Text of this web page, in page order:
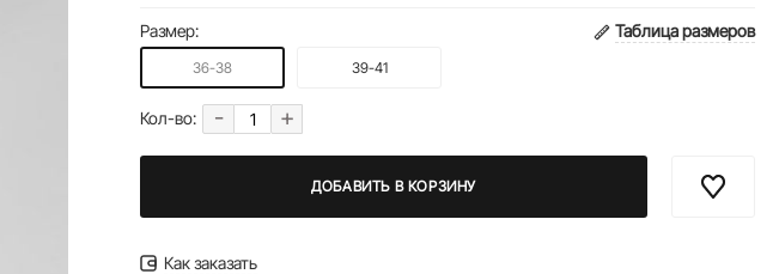
Размер: Таблица размеров
36-38 39-41
Кол-во: - +
ДОБАВИТЬ В КОРЗИНУ
Как заказать